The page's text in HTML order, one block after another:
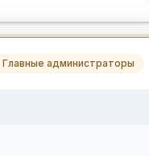
Главные администраторы